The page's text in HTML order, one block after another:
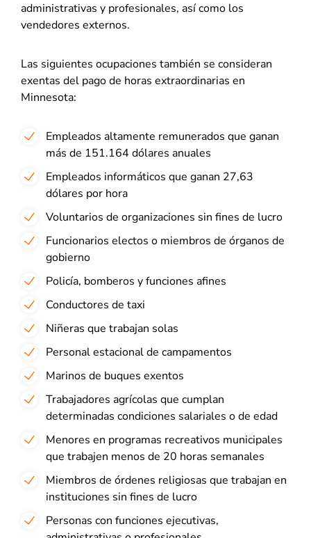
administrativas y profesionales, así como los
vendedores externos.
Las siguientes ocupaciones también se consideran
exentas del pago de horas extraordinarias en
Minnesota:
Empleados altamente remunerados que ganan
más de 151.164 dólares anuales
Empleados informáticos que ganan 27,63
dólares por hora
Voluntarios de organizaciones sin fines de lucro
Funcionarios electos o miembros de órganos de
gobierno
Policía, bomberos y funciones afines
Conductores de taxi
Niñeras que trabajan solas
Personal estacional de campamentos
Marinos de buques exentos
Trabajadores agrícolas que cumplan
determinadas condiciones salariales o de edad
Menores en programas recreativos municipales
que trabajen menos de 20 horas semanales
Miembros de órdenes religiosas que trabajan en
instituciones sin fines de lucro
Personas con funciones ejecutivas,